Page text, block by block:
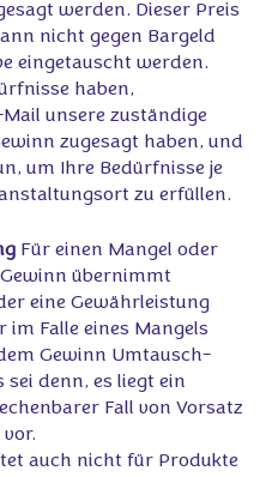
werden. Dieser Preis
nicht gegen Bargeld
eingetauscht werden.
haben,
unsere zuständige
zugesagt haben, und
um Ihre Bedürfnisse je
zu erfüllen.
Für einen Mangel oder
übernimmt
eine Gewährleistung
im Falle eines Mangels
Gewinn Umtausch-
sei denn, es liegt ein
Fall von Vorsatz
auch nicht für Produkte